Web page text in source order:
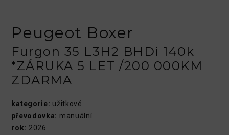
Peugeot Boxer
Furgon 35 L3H2 BHDi 140k
*ZÁRUKA 5 LET /200 000KM
ZDARMA
kategorie: užitkové
převodovka: manuální
rok: 2026